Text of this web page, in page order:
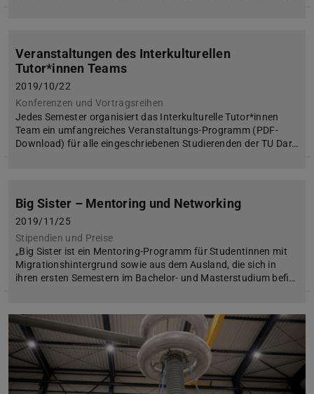
Veranstaltungen des Interkulturellen
Tutor*innen Teams
2019/10/22
Konferenzen und Vortragsreihen
Jedes Semester organisiert das Interkulturelle Tutor*innen
Team ein umfangreiches Veranstaltungs-Programm (PDF-
Download) für alle eingeschriebenen Studierenden der TU Dar…
Big Sister – Mentoring und Networking
2019/11/25
Stipendien und Preise
„Big Sister ist ein Mentoring-Programm für Studentinnen mit
Migrationshintergrund sowie aus dem Ausland, die sich in
ihren ersten Semestern im Bachelor- und Masterstudium befi…